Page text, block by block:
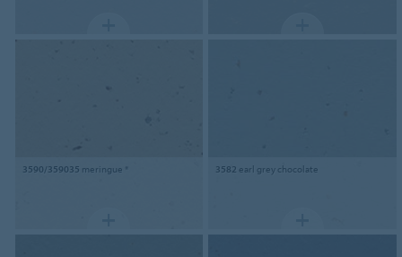
3590/359035 meringue * 3582 earl grey chocolate